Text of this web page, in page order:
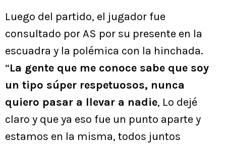
Luego del partido, el jugador fue
consultado por AS por su presente en la
escuadra y la polémica con la hinchada.
“La gente que me conoce sabe que soy
un tipo súper respetuosos, nunca
quiero pasar a llevar a nadie, Lo dejé
claro y que ya eso fue un punto aparte y
estamos en la misma, todos juntos